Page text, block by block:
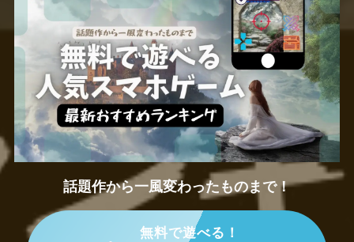
話題作から一風変わったものまで！
無料で遊べる！